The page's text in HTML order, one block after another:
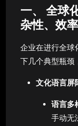
一、 全球
杂性、效
企业在进行全球
下几个典型瓶颈
文化语言屏
语言多
手动无